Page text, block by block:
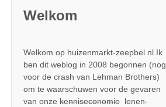
Welkom
Welkom op huizenmarkt-zeepbel.nl Ik
ben dit weblog in 2008 begonnen (nog
voor de crash van Lehman Brothers)
om te waarschuwen voor de gevaren
van onzekenniseconomie lenen-